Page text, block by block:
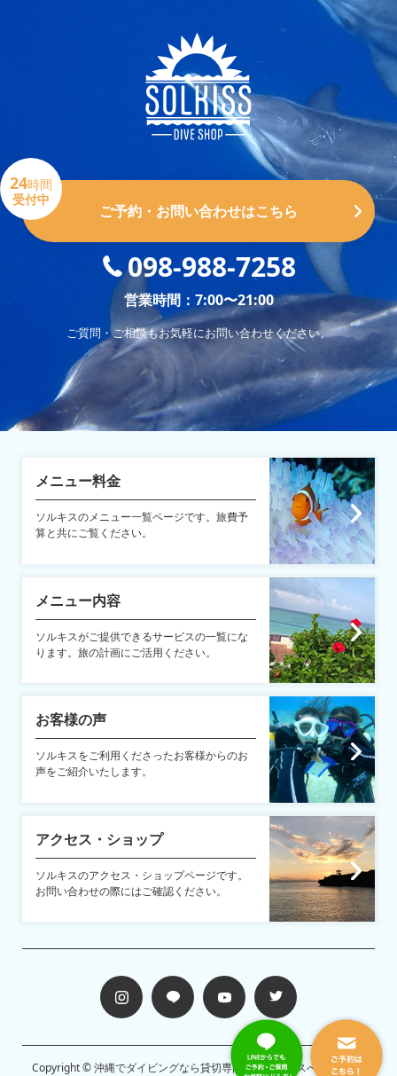
24時間
受付中
ご予約・お問い合わせはこちら
098-988-7258
営業時間：7:00〜21:00
ご質問・ご相談もお気軽にお問い合わせください。
メニュー料金
ソルキスのメニュー一覧ページです。旅費予
算と共にご覧ください。
メニュー内容
ソルキスがご提供できるサービスの一覧にな
ります。旅の計画にご活用ください。
お客様の声
ソルキスをご利用くださったお客様からのお
声をご紹介いたします。
アクセス・ショップ
ソルキスのアクセス・ショップページです。
お問い合わせの際にはご確認ください。
Copyright ©沖縄でダイビングなら貸切専門店のソルキスへ All Rights